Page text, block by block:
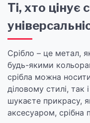
Ті, хто цінує
Срібло – це метал,
будь-якими
срібла можна
діловому стилі,
шукаєте прикрасу,
аксесуаром, срібна